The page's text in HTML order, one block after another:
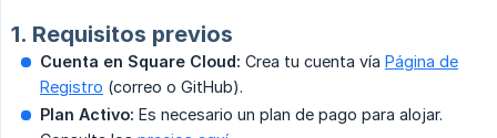
1. Requisitos previos
Cuenta en Square Cloud: Crea tu cuenta vía Página de
Registro (correo o GitHub).
Plan Activo: Es necesario un plan de pago para alojar.